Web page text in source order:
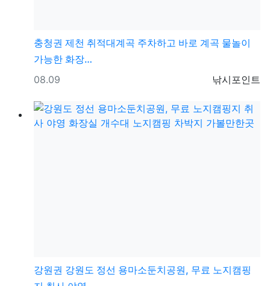
충청권 제천 취적대계곡 주차하고 바로 계곡 물놀이
가능한 화장…
등록자
낚시포인트
등록일
08.09
강원권 강원도 정선 용마소둔치공원, 무료 노지캠핑